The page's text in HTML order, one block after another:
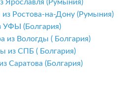
Ярославля (Румыния)
из Ростова-на-Дону (Румыния)
УФЫ (Болгария)
из Вологды ( Болгария)
из СПБ ( Болгария)
Саратова (Болгария)